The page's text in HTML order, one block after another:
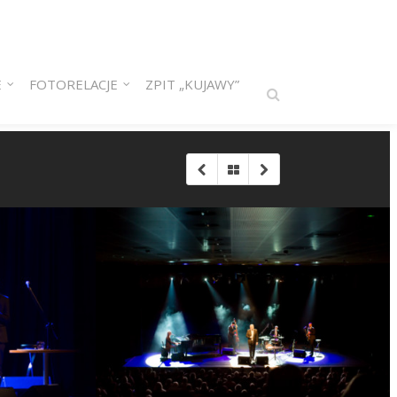
FOTORELACJE ZPIT „KUJAWY”